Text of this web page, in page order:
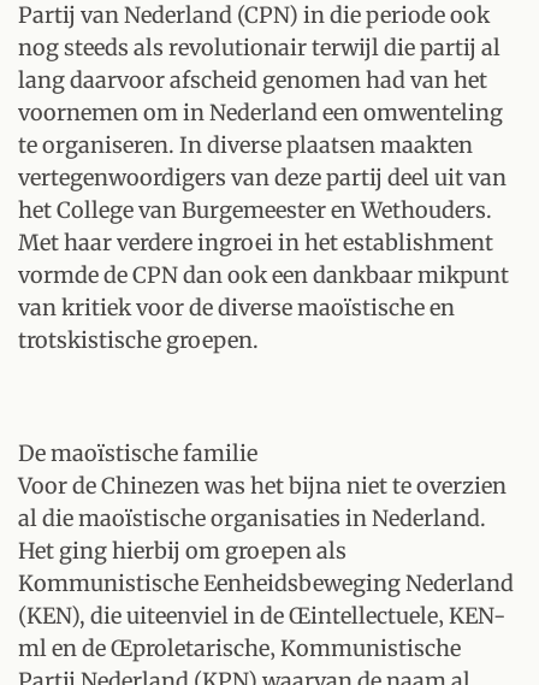
Partij van Nederland (CPN) in die periode ook
nog steeds als revolutionair terwijl die partij al
lang daarvoor afscheid genomen had van het
voornemen om in Nederland een omwenteling
te organiseren. In diverse plaatsen maakten
vertegenwoordigers van deze partij deel uit van
het College van Burgemeester en Wethouders.
Met haar verdere ingroei in het establishment
vormde de CPN dan ook een dankbaar mikpunt
van kritiek voor de diverse maoïstische en
trotskistische groepen.
De maoïstische familie
Voor de Chinezen was het bijna niet te overzien
al die maoïstische organisaties in Nederland.
Het ging hierbij om groepen als
Kommunistische Eenheidsbeweging Nederland
(KEN), die uiteenviel in de Œintellectuele‚ KEN-
ml en de Œproletarische‚ Kommunistische